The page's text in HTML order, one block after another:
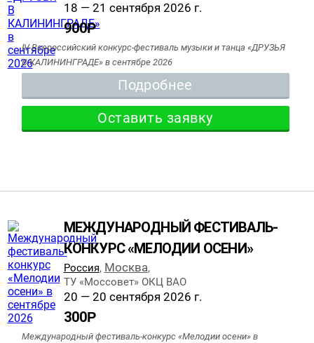
18 — 21 сентября 2026 г.
900Р
IV Всероссийский конкурс-фестиваль музыки и танца «ДРУЗЬЯ
В КАЛИНИНГРАДЕ» в сентябре 2026
Подробнее
Оставить заявку
МЕЖДУНАРОДНЫЙ ФЕСТИВАЛЬ-
КОНКУРС «МЕЛОДИИ ОСЕНИ»
Россия, Москва,
ТУ «Моссовет» ОКЦ ВАО
20 — 20 сентября 2026 г.
300Р
Международный фестиваль-конкурс «Мелодии осени» в